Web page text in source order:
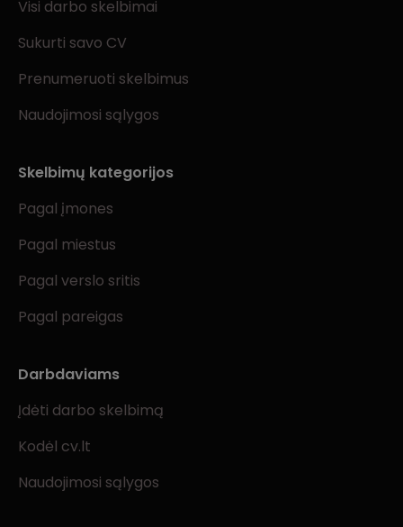
Visi darbo skelbimai
Sukurti savo CV
Prenumeruoti skelbimus
Naudojimosi sąlygos
Skelbimų kategorijos
Pagal įmones
Pagal miestus
Pagal verslo sritis
Pagal pareigas
Darbdaviams
Įdėti darbo skelbimą
Kodėl cv.lt
Naudojimosi sąlygos